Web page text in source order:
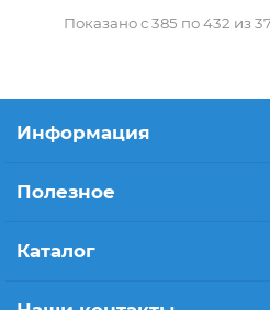
Показано с 385 по 432 из
Информация
Полезное
Каталог